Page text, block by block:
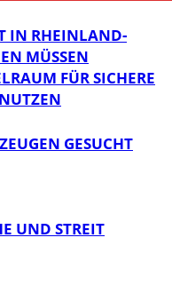
IN RHEINLAND-
MÜSSEN
FÜR SICHERE
GESUCHT
UND STREIT